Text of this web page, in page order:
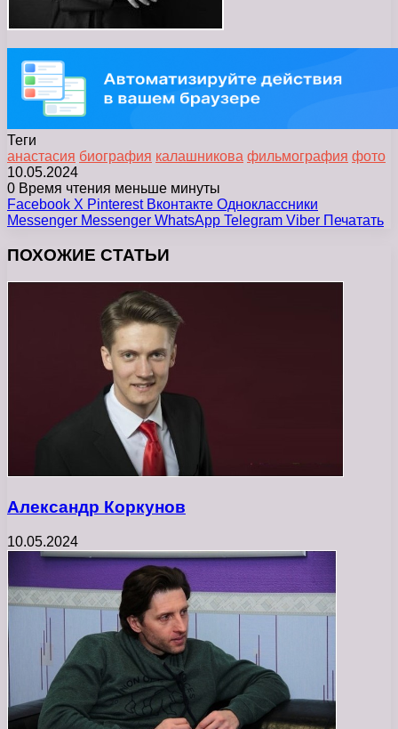
Теги
анастасия биография калашникова фильмография фото
10.05.2024
0 Время чтения меньше минуты
Facebook X Pinterest Вконтакте Одноклассники
Messenger Messenger WhatsApp Telegram Viber Печатать
ПОХОЖИЕ СТАТЬИ
Александр Коркунов
10.05.2024